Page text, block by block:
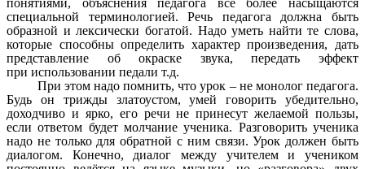
специальной терминологией. Речь педагога должна быть
образной и лексически богатой. Надо уметь найти те слова,
которые способны определить характер произведения, дать
представление об окраске звука, передать эффект
при использовании педали т.д.
При этом надо помнить, что урок – не монолог педагога.
Будь он трижды златоустом, умей говорить убедительно,
доходчиво и ярко, его речи не принесут желаемой пользы,
если ответом будет молчание ученика. Разговорить ученика
надо не только для обратной с ним связи. Урок должен быть
диалогом. Конечно, диалог между учителем и учеником